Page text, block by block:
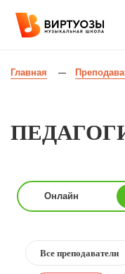
Главная —
Онлайн
Все преподаватели